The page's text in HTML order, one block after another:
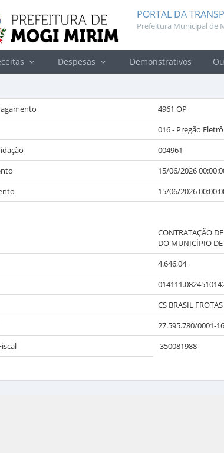
PORTAL DA
Prefeitura Municipal de
Despesas Demonstrativos
4961 OP
016 - Pregão
004961
15/06/2026
15/06/2026
CONTRATAÇÃO
DO MUNICÍPIO
4.646,04
CS BRASIL
27.595.780/0001-16
350081988